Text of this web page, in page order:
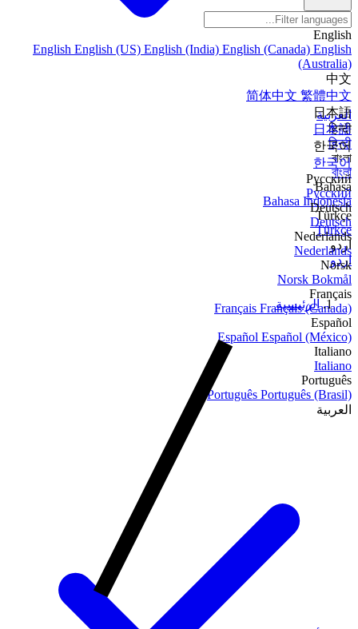
العربية
हिन्दी
हिन्दी
বাংলা
বাংলা
Bahasa
Bahasa Indonesia
Türkçe
Türkçe
اردو
اردو
English
English English (US) English (India) English (Canada) English
(Australia)
中文
简体中文 繁體中文
日本語
日本語
한국어
한국어
Русский
Русский
Deutsch
Deutsch
Nederlands
Nederlands
Norsk
Norsk Bokmål
Français
Français Français (Canada)
Español
Español Español (México)
Italiano
Italiano
Português
Português Português (Brasil)
العربية
الرئيسية